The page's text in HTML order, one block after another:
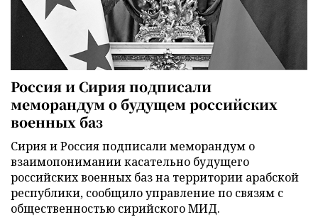
Россия и Сирия подписали
меморандум о будущем российских
военных баз
Сирия и Россия подписали меморандум о
взаимопонимании касательно будущего
российских военных баз на территории арабской
республики, сообщило управление по связям с
общественностью сирийского МИД.